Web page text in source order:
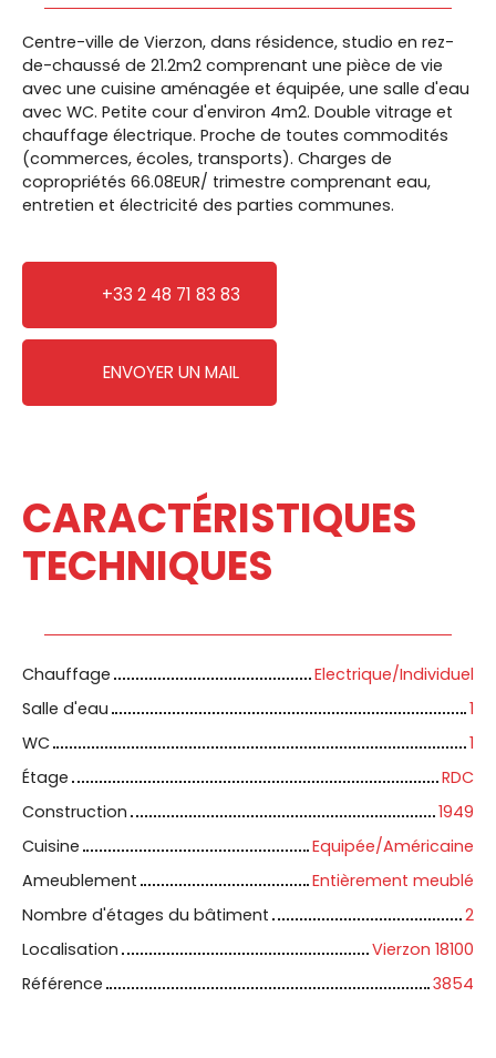
Centre-ville de Vierzon, dans résidence, studio en rez-
de-chaussé de 21.2m2 comprenant une pièce de vie
avec une cuisine aménagée et équipée, une salle d'eau
avec WC. Petite cour d'environ 4m2. Double vitrage et
chauffage électrique. Proche de toutes commodités
(commerces, écoles, transports). Charges de
copropriétés 66.08EUR/ trimestre comprenant eau,
entretien et électricité des parties communes.
+33 2 48 71 83 83
ENVOYER UN MAIL
CARACTÉRISTIQUES
TECHNIQUES
Chauffage
Electrique/Individuel
Salle d'eau
1
WC
1
Étage
RDC
Construction
1949
Cuisine
Equipée/Américaine
Ameublement
Entièrement meublé
Nombre d'étages du bâtiment
2
Localisation
Vierzon 18100
Référence
3854